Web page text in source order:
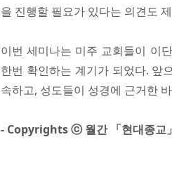
을 진행할 필요가 있다는 의견도
이번 세미나는 미주 교회들이 이
한번 확인하는 계기가 되었다. 앞
속하고, 성도들이 성경에 근거한
- Copyrights ⓒ 월간 「현대종교